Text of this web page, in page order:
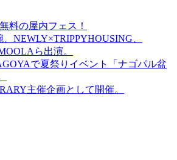
料の屋内フェス！
、NEWLY×TRIPPYHOUSING、
ら出演。
で夏祭りイベント「ナゴパル盆
主催企画として開催。